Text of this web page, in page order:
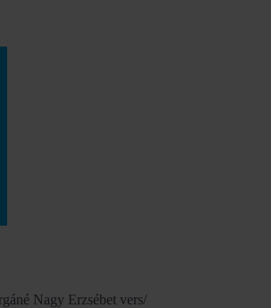
Nagy Erzsébet vers/